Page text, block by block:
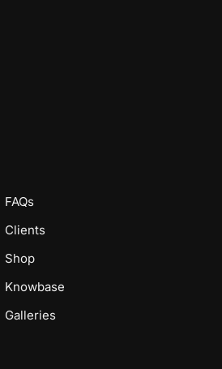
FAQs
Clients
Shop
Knowbase
Galleries